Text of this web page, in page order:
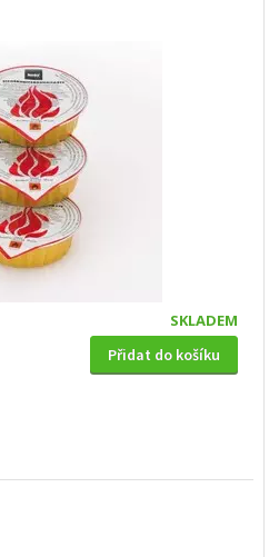
SKLADEM
Přidat do košíku